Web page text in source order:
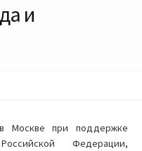
и
Москве при поддержке
Федерации,